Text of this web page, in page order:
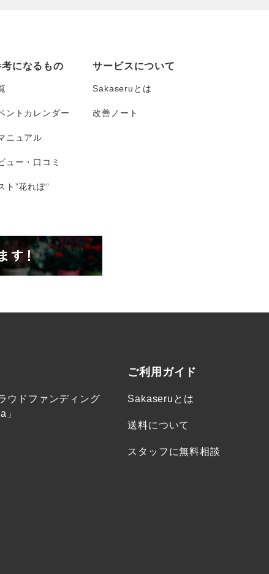
になるもの
ントカレンダー
ニュアル
ュー・口コミ
ト”花れぽ”
サービスについて
Sakaseruとは
改善ノート
ウドファンディング
」
ご利用ガイド
Sakaseruとは
送料について
スタッフに無料相談